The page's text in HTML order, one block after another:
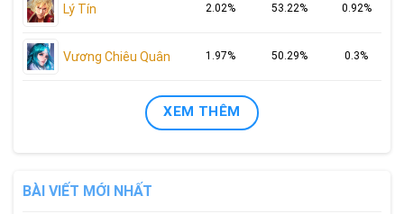
Lý Tín 2.02% 53.22% 0.92%
Vương Chiêu Quân 1.97% 50.29% 0.3%
XEM THÊM
BÀI VIẾT MỚI NHẤT